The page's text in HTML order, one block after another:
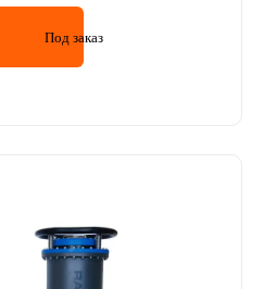
Под заказ